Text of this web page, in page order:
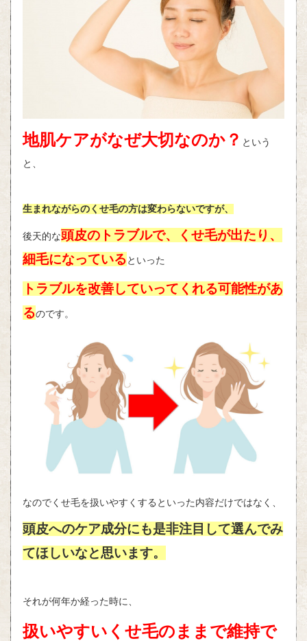
地肌ケアがなぜ大切なのか？ という
と、
生まれながらのくせ毛の方は変わらないですが、
後天的な頭皮のトラブルで、くせ毛が出たり、
細毛になっている といった
トラブルを改善していってくれる可能性があ
るのです。
なのでくせ毛を扱いやすくするといった内容だけではなく、
頭皮へのケア成分にも是非注目して選んでみ
てほしいなと思います。
それが何年か経った時に、
扱いやすいくせ毛のままで維持で